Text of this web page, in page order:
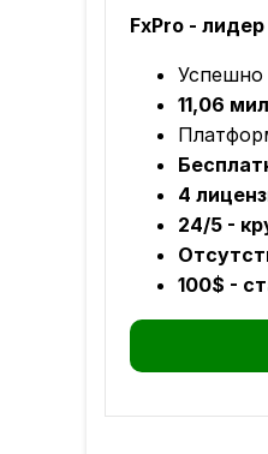
FxPro -
Успешно
11,06
4
24/5 -
100$ -